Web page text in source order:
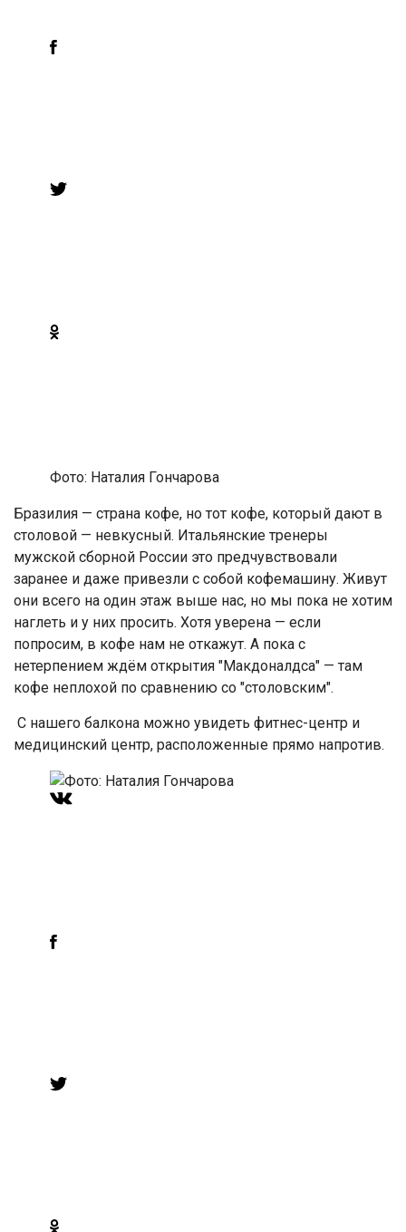
Фото: Наталия Гончарова
Бразилия — страна кофе, но тот кофе, который дают в
столовой — невкусный. Итальянские тренеры
мужской сборной России это предчувствовали
заранее и даже привезли с собой кофемашину. Живут
они всего на один этаж выше нас, но мы пока не хотим
наглеть и у них просить. Хотя уверена — если
попросим, в кофе нам не откажут. А пока с
нетерпением ждём открытия "Макдоналдса" — там
кофе неплохой по сравнению со "столовским".
С нашего балкона можно увидеть фитнес-центр и
медицинский центр, расположенные прямо напротив.